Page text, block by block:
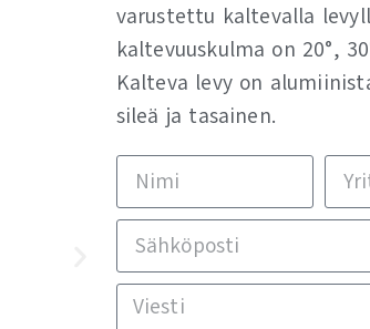
varustettu kaltevalla
kaltevuuskulma on 20°,
Kalteva levy on
sileä ja tasainen.